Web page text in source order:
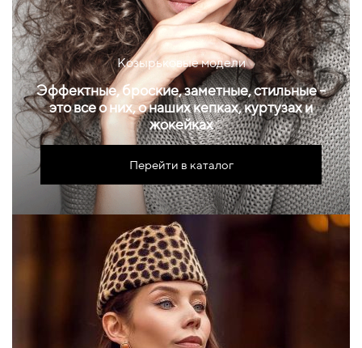
Козырьковые модели
Эффектные, броские, заметные, стильные -
это все о них, о наших кепках, куртузах и
жокейках
Перейти в каталог